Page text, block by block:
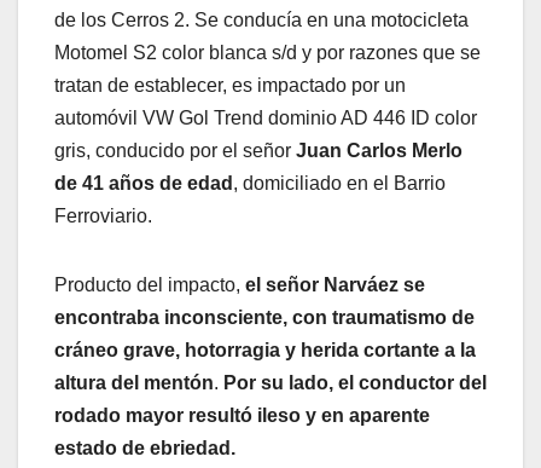
de los Cerros 2. Se conducía en una motocicleta
Motomel S2 color blanca s/d y por razones que se
tratan de establecer, es impactado por un
automóvil VW Gol Trend dominio AD 446 ID color
gris, conducido por el señor Juan Carlos Merlo
de 41 años de edad , domiciliado en el Barrio
Ferroviario.
Producto del impacto, el señor Narváez se
encontraba inconsciente, con traumatismo de
cráneo grave, hotorragia y herida cortante a la
altura del mentón. Por su lado, el conductor del
rodado mayor resultó ileso y en aparente
estado de ebriedad.